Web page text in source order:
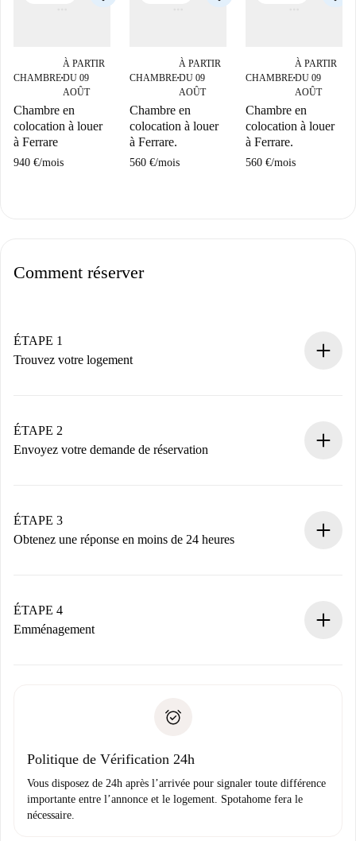
CHAMBRE■
À PARTIR
DU 09
AOÛT
Chambre en
colocation à louer
à Ferrare
940 €/mois
CHAMBRE■
À PARTIR
DU 09
AOÛT
Chambre en
colocation à louer
à Ferrare.
560 €/mois
CHAMBRE■
À PARTIR
DU 09
AOÛT
Chambre en
colocation à louer
à Ferrare.
560 €/mois
Comment réserver
ÉTAPE 1
Trouvez votre logement
Vous disposez à l’avance de toutes les informations
nécessaires.
ÉTAPE 2
Envoyez votre demande de réservation
Nous ne vous facturerons rien tant que le propriétaire
n’aura pas accepté.
ÉTAPE 3
Obtenez une réponse en moins de 24 heures
contact avec le propriétaire.
Si refusé : aucun prélèvement et nous vous proposerons
Justificatif de solvabilité
ÉTAPE 4
Emménagement
uniquement si aucun problème n'est signalé.
Politique de Vérification 24h
Vous disposez de 24h après l’arrivée pour signaler toute différence
importante entre l’annonce et le logement. Spotahome fera le
nécessaire.